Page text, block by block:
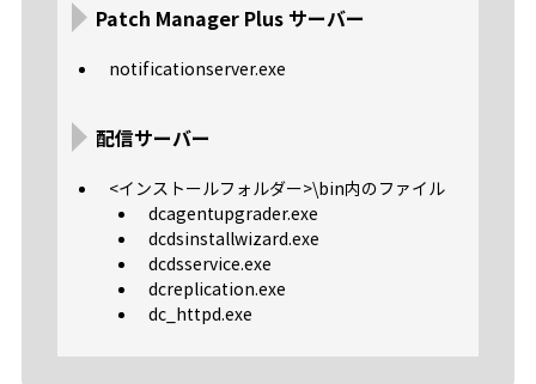
Patch Manager Plus サーバー
notificationserver.exe
配信サーバー
<インストールフォルダー>\bin内のファイル
dcagentupgrader.exe
dcdsinstallwizard.exe
dcdsservice.exe
dcreplication.exe
dc_httpd.exe